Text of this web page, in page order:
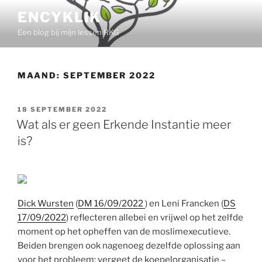
inhoud
ENCYKLIK
Een blog bij mijn lessen RKG
MAAND: SEPTEMBER 2022
GEPLAATST
OP
18 SEPTEMBER 2022
Wat als er geen Erkende Instantie meer
is?
Dick Wursten (DM 16/09/2022) en Leni Francken (DS
17/09/2022) reflecteren allebei en vrijwel op het zelfde
moment op het opheffen van de moslimexecutieve.
Beiden brengen ook nagenoeg dezelfde oplossing aan
voor het probleem: vergeet de koepelorganisatie –